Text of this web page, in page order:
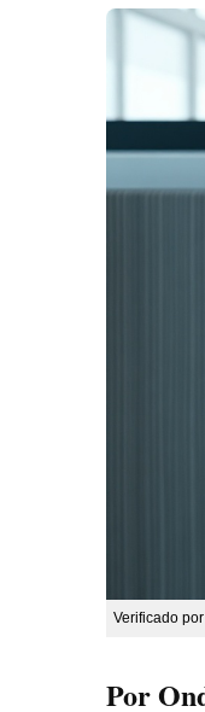
Verificado
Por